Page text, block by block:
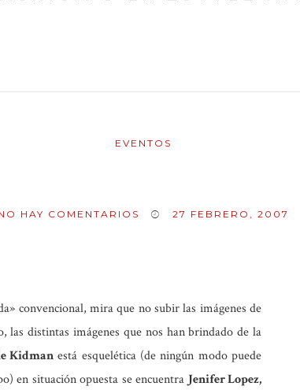
EVENTOS
HAY COMENTARIOS 27 FEBRERO, 2007
convencional, mira que no subir las imágenes de
las distintas imágenes que nos han brindado de la
Kidmanestá esquelética (de ningún modo puede
en situación opuesta se encuentra Jenifer Lopez,